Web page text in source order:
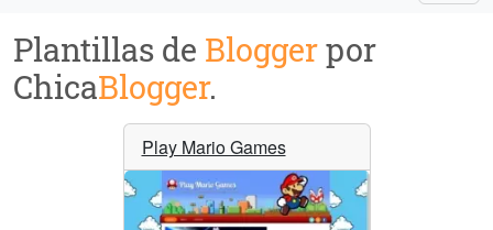
Plantillas de Bloggerpor
ChicaBlogger.
Play Mario Games